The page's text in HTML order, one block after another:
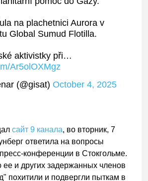
na plachetnici Aurora v
Global Sumud Flotilla.
aktivistky při…
Ar5olOXMgz
(@gisat) October 4, 2025
сайт 9 канала, во вторник, 7
ответила на вопросы
конференции в Стокгольме.
ее и других задержанных членов
похитили и подвергли пыткам в